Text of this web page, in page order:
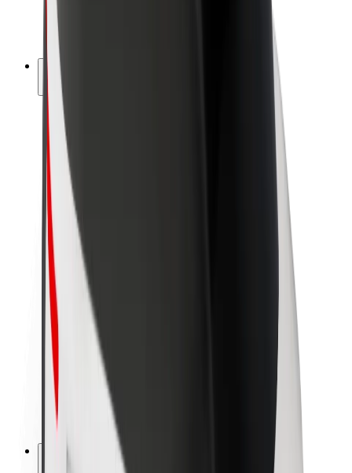
Entreprise
La durabilité chez Bolt
Project Zero
Blog
Actualités
Lignes directrices de marque
Notre mission
Relations investisseurs
Équipe de direction
La marque
Ressources
Fonds urbain
Sécurité